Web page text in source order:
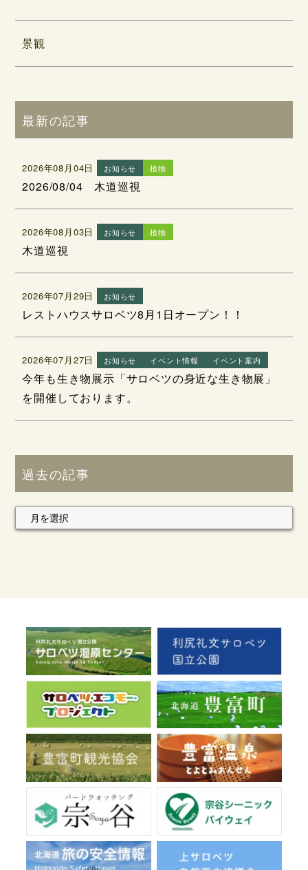
景観
最新の記事
2026年08月04日 お知らせ 植物
2026/08/04 木道巡視
2026年08月03日 お知らせ 植物
木道巡視
2026年07月29日 お知らせ
レストハウスサロベツ8月1日オープン！！
2026年07月27日 お知らせ イベント情報 イベント案内
今年も生き物展示「サロベツの身近な生き物展」
を開催しております。
過去の記事